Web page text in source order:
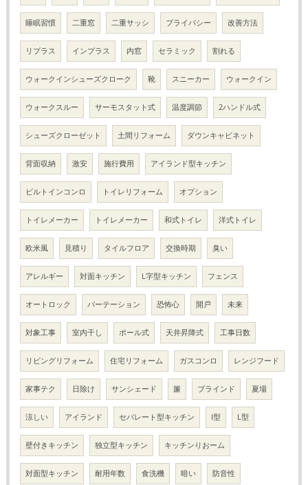
睡眠習慣 二重窓 二重サッシ プライバシー 改善方法
リプラス インプラス 内窓 セラミック 割れる
ウォークインシューズクローク 靴 スニーカー ウォークイン
ウォークスルー サーモスタット式 温度調節 2ハンドル式
シューズクローゼット 土間リフォーム ダウンキャビネット
背面収納 激安 施行費用 アイランド型キッチン
ビルトインコンロ トイレリフォーム オプション
トイレメーカー トイレメーカー 和式トイレ 洋式トイレ
欧米風 見積り タイルフロア 交換時期 臭い
アレルギー 対面キッチン L字型キッチン フェンス
オートロック パーテーション 恐怖心 開戸 未来
対象工事 室内干し ポール式 天井昇降式 工事日数
リビングリフォーム 住宅リフォーム ガスコンロ レンジフード
家事テク 日除け サンシェード 簾 ブラインド 夏場
涼しい アイランド セパレート型キッチン I型 L型
壁付きキッチン 独立型キッチン キッチンりおーム
対面型キッチン 耐用年数 食洗機 暗い 防音性